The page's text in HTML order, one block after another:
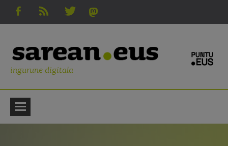
ingurune digitala